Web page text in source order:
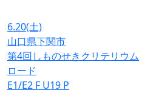
6.20(土)
山口県下関市
第4回しものせきクリテリウム
ロード
E1/E2 F U19 P